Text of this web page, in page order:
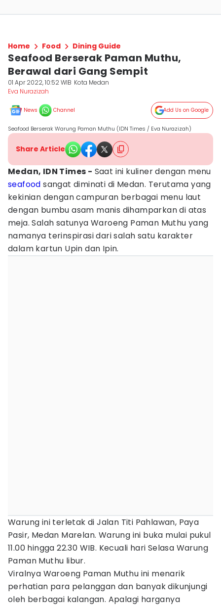
Home Food Dining Guide
Seafood Berserak Paman Muthu,
Berawal dari Gang Sempit
01 Apr 2022, 10:52 WIB Kota Medan
Eva Nurazizah
News Channel Add Us on Google
Seafood Berserak Warung Paman Muthu (IDN Times / Eva Nurazizah)
Share Article
Medan, IDN Times - Saat ini kuliner dengan menu
seafood sangat diminati di Medan. Terutama yang
kekinian dengan campuran berbagai menu laut
dengan bumbu asam manis dihamparkan di atas
meja. Salah satunya Waroeng Paman Muthu yang
namanya terinspirasi dari salah satu karakter
dalam kartun Upin dan Ipin.
Warung ini terletak di Jalan Titi Pahlawan, Paya
Pasir, Medan Marelan. Warung ini buka mulai pukul
11.00 hingga 22.30 WIB. Kecuali hari Selasa Warung
Paman Muthu libur.
Viralnya Waroeng Paman Muthu ini menarik
perhatian para pelanggan dan banyak dikunjungi
oleh berbagai kalangan. Apalagi harganya